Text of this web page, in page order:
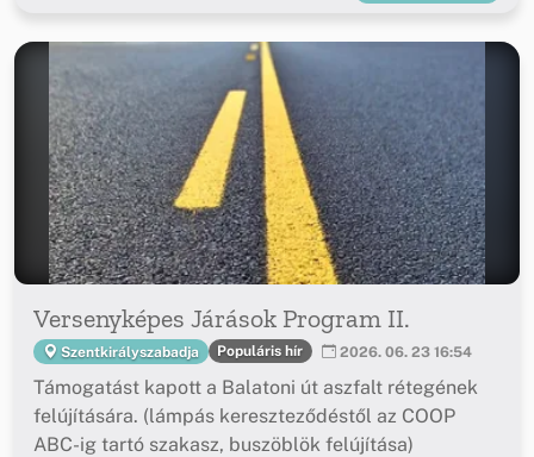
Versenyképes Járások Program II.
Szentkirályszabadja Populáris hír 2026. 06. 23 16:54
Támogatást kapott a Balatoni út aszfalt rétegének
felújítására. (lámpás kereszteződéstől az COOP
ABC-ig tartó szakasz, buszöblök felújítása)